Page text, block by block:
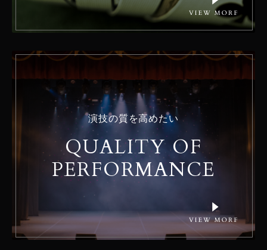
演技の質を高めたい
QUALITY OF
PERFORMANCE